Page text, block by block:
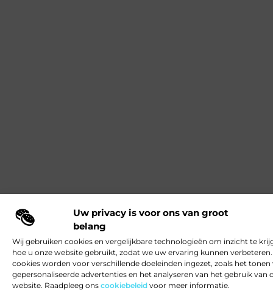
Uw privacy is voor ons van groot
belang
Wij gebruiken cookies en vergelijkbare technologieën om inzicht te
hoe u onze website gebruikt, zodat we uw ervaring kunnen verbeteren.
cookies worden voor verschillende doeleinden ingezet, zoals het tonen
gepersonaliseerde advertenties en het analyseren van het gebruik van
website. Raadpleeg ons cookiebeleid voor meer informatie.